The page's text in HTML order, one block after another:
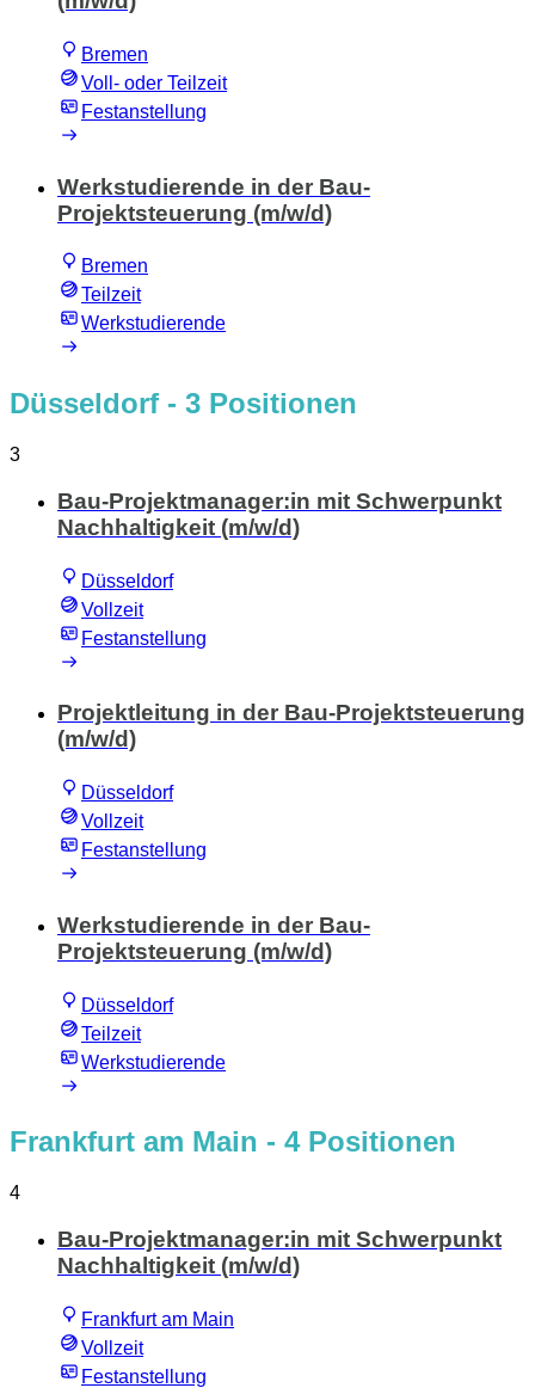
Bremen
Voll- oder Teilzeit
Festanstellung
Werkstudierende in der Bau-
Projektsteuerung (m/w/d)
Bremen
Teilzeit
Werkstudierende
Düsseldorf - 3 Positionen
3
Bau-Projektmanager:in mit Schwerpunkt
Nachhaltigkeit (m/w/d)
Düsseldorf
Vollzeit
Festanstellung
Projektleitung in der Bau-Projektsteuerung
(m/w/d)
Düsseldorf
Vollzeit
Festanstellung
Werkstudierende in der Bau-
Projektsteuerung (m/w/d)
Düsseldorf
Teilzeit
Werkstudierende
Frankfurt am Main - 4 Positionen
4
Bau-Projektmanager:in mit Schwerpunkt
Nachhaltigkeit (m/w/d)
Frankfurt am Main
Vollzeit
Festanstellung